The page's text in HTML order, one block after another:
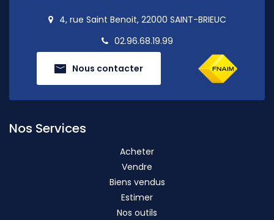
4, rue Saint Benoit, 22000 SAINT-BRIEUC
02.96.68.19.99
Nous contacter
Nos Services
Acheter
Vendre
Biens vendus
Estimer
Nos outils